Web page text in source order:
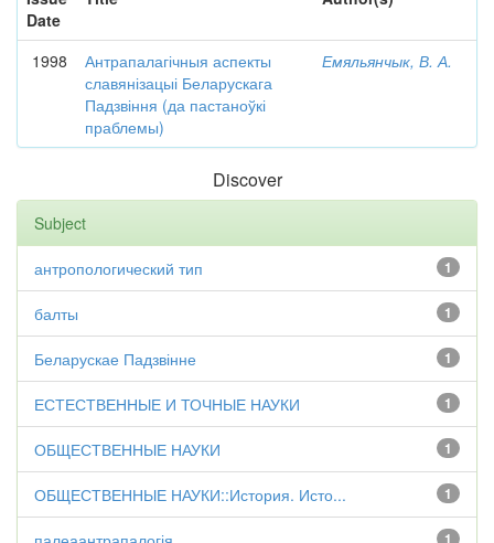
Date
1998
Антрапалагічныя аспекты
славянізацыі Беларускага
Падзвіння (да пастаноўкі
праблемы)
Емяльянчык, В. А.
Discover
Subject
1
антропологический тип
1
балты
1
Беларускае Падзвінне
1
ЕСТЕСТВЕННЫЕ И ТОЧНЫЕ НАУКИ
1
ОБЩЕСТВЕННЫЕ НАУКИ
1
ОБЩЕСТВЕННЫЕ НАУКИ::История. Исто...
1